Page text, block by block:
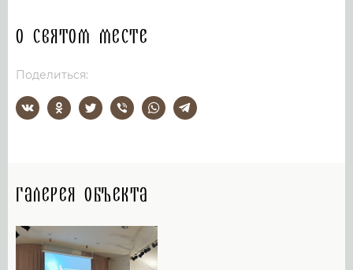
О святом месте
Поделиться:
Галерея объекта